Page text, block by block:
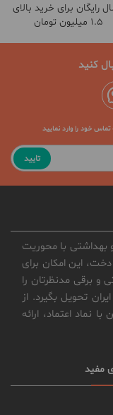
رایگان برای خرید بالای
1.5 میلیون تومان
کنید
خود را وارد نمایید
تایید
بهداشتی با محوریت
این امکان برای
و برقی مدنظرتان را
تحویل بگیرد. از
اعتماد، ارائه
مفید